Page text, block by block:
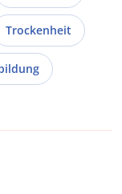
Trockenheit